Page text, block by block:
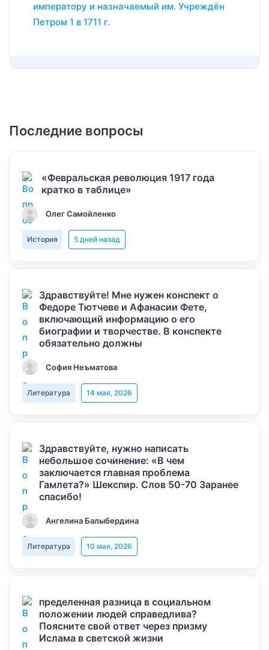
императору и назначаемый им. Учреждён
Петром 1 в 1711 г.
Последние вопросы
«Февральская революция 1917 года
кратко в таблице»
Олег Самойленко
История 5 дней назад
Здравствуйте! Мне нужен конспект о
Федоре Тютчеве и Афанасии Фете,
включающий информацию о его
биографии и творчестве. В конспекте
обязательно должны
София Неъматова
Литература 14 мая, 2026
Здравствуйте, нужно написать
небольшое сочинение: «В чем
заключается главная проблема
Гамлета?» Шекспир. Слов 50-70 Заранее
спасибо!
Ангелина Балыбердина
Литература 10 мая, 2026
пределенная разница в социальном
положении людей справедлива?
Поясните свой ответ через призму
Ислама в светской жизни